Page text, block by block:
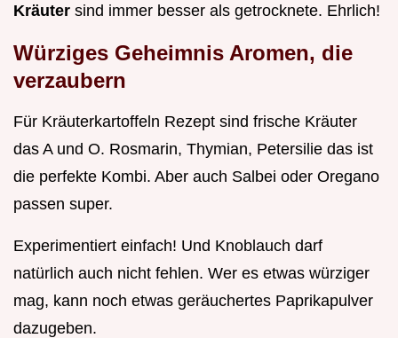
Kräuter sind immer besser als getrocknete. Ehrlich!
Würziges Geheimnis Aromen, die
verzaubern
Für Kräuterkartoffeln Rezept sind frische Kräuter
das A und O. Rosmarin, Thymian, Petersilie das ist
die perfekte Kombi. Aber auch Salbei oder Oregano
passen super.
Experimentiert einfach! Und Knoblauch darf
natürlich auch nicht fehlen. Wer es etwas würziger
mag, kann noch etwas geräuchertes Paprikapulver
dazugeben.